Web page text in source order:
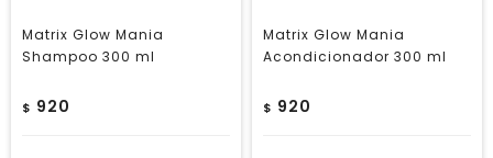
Matrix Glow Mania
Shampoo 300 ml
$ 920
Matrix Glow Mania
Acondicionador 300 ml
$ 920